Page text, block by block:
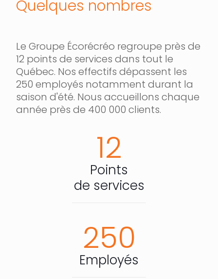
Quelques nombres
Le Groupe Écorécréo regroupe près de
12 points de services dans tout le
Québec. Nos effectifs dépassent les
250 employés notamment durant la
saison d'été. Nous accueillons chaque
année près de 400 000 clients.
12
Points
de services
250
Employés